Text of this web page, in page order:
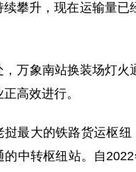
续攀升，现在运输量
，万象南站换装场灯
高效进行。
挝最大的铁路货运枢
的中转枢纽站。自